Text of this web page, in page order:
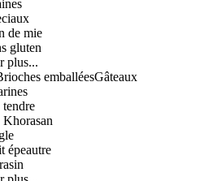
de mie
gluten
plus...
emballéesGâteaux
épeautre